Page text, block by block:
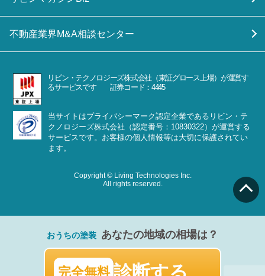
不動産業界M&A相談センター
リビン・テクノロジーズ株式会社（東証グロース上場）が運営す
るサービスです 証券コード：4445
当サイトはプライバシーマーク認定企業であるリビン・テ
クノロジーズ株式会社（認定番号：10830322）が運営する
サービスです。お客様の個人情報等は大切に保護されてい
ます。
Copyright © Living Technologies Inc.
All rights reserved.
おうちの塗装 あなたの地域の相場は？
完全無料